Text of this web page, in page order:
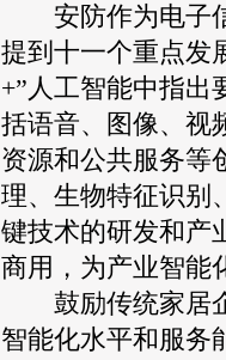
安防作为电子信
提到十一个重点发
+”人工智能中指出
括语音、图像、视
资源和公共服务等
理、生物特征识别
键技术的研发和产
商用，为产业智能
鼓励传统家居企
智能化水平和服务